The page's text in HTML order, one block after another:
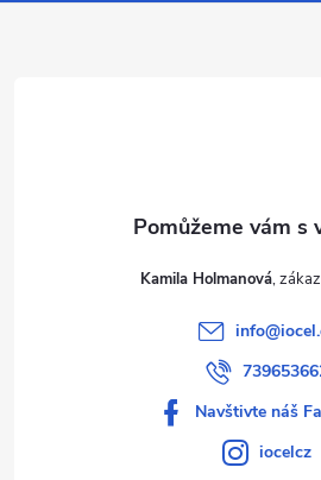
Kamila Holmanová
info@
Navštivte náš
iocelcz